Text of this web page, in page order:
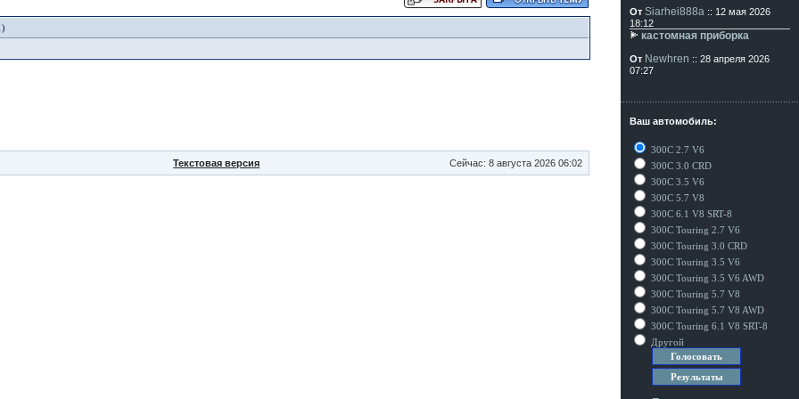
Текстовая версия Сейчас: 8 августа 2026 06:02
От Siarhei888a :: 12 мая 2026
18:12
кастомная приборка
От Newhren :: 28 апреля 2026
07:27
Ваш автомобиль:
300C 2.7 V6
300C 3.0 CRD
300C 3.5 V6
300C 5.7 V8
300C 6.1 V8 SRT-8
300C Touring 2.7 V6
300C Touring 3.0 CRD
300C Touring 3.5 V6
300C Touring 3.5 V6 AWD
300C Touring 5.7 V8
300C Touring 5.7 V8 AWD
300C Touring 6.1 V8 SRT-8
Другой